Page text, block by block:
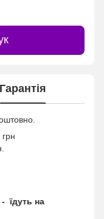
Гарантія
їдуть на